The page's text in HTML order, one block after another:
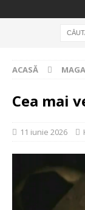
ACASĂ
Cea mai
11 iunie 2026